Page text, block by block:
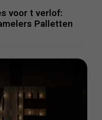
voor t verlof:
Palletten